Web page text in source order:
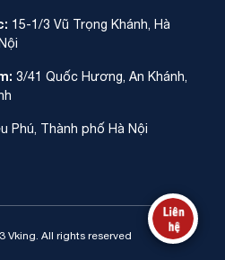
15-1/3 Vũ Trọng Khánh, Hà
3/41 Quốc Hương, An Khánh,
Phú, Thành phố Hà Nội
Vking. All rights reserved